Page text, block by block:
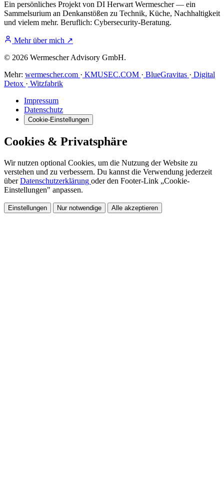
Ein persönliches Projekt von DI Herwart Wermescher — ein
Sammelsurium an Denkanstößen zu Technik, Küche, Nachhaltigkeit
und vielem mehr. Beruflich: Cybersecurity-Beratung.
Mehr über mich ↗
© 2026 Wermescher Advisory GmbH.
Mehr: wermescher.com · KMUSEC.COM · BlueGravitas · Digital
Detox · Witzfabrik
Impressum
Datenschutz
Cookie-Einstellungen
Cookies & Privatsphäre
Wir nutzen optional Cookies, um die Nutzung der Website zu
verstehen und zu verbessern. Du kannst die Verwendung jederzeit
überDatenschutzerklärung oder den Footer-Link „Cookie-
Einstellungen" anpassen.
Einstellungen Nur notwendige Alle akzeptieren